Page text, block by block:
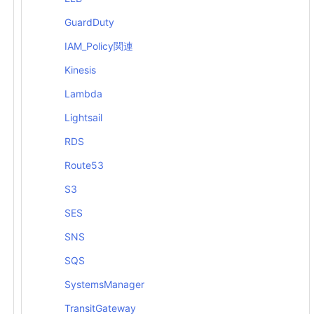
GuardDuty
IAM_Policy関連
Kinesis
Lambda
Lightsail
RDS
Route53
S3
SES
SNS
SQS
SystemsManager
TransitGateway